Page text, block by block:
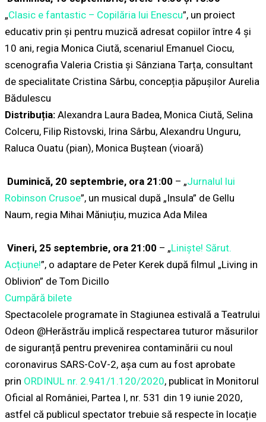
„Clasic e fantastic – Copilăria lui Enescu”, un proiect
educativ prin şi pentru muzică adresat copiilor între 4 și
10 ani, regia Monica Ciută, scenariul Emanuel Ciocu,
scenografia Valeria Cristia și Sânziana Tarța, consultant
de specialitate Cristina Sârbu, concepția păpușilor Aurelia
Bădulescu
Distribuția: Alexandra Laura Badea, Monica Ciută, Selina
Colceru, Filip Ristovski, Irina Sârbu, Alexandru Unguru,
Raluca Ouatu (pian), Monica Buștean (vioară)
Duminică, 20 septembrie, ora 21:00 – „Jurnalul lui
Robinson Crusoe”, un musical după „Insula” de Gellu
Naum, regia Mihai Măniuțiu, muzica Ada Milea
Vineri, 25 septembrie, ora 21:00 – „Liniște! Sărut.
Acțiune!”, o adaptare de Peter Kerek după filmul „Living in
Oblivion” de Tom Dicillo
Cumpără bilete
Spectacolele programate în Stagiunea estivală a Teatrului
Odeon @Herăstrău implică respectarea tuturor măsurilor
de siguranță pentru prevenirea contaminării cu noul
coronavirus SARS-CoV-2, aşa cum au fost aprobate
prin ORDINUL nr. 2.941/1.120/2020, publicat în Monitorul
Oficial al României, Partea I, nr. 531 din 19 iunie 2020,
astfel că publicul spectator trebuie să respecte în locație